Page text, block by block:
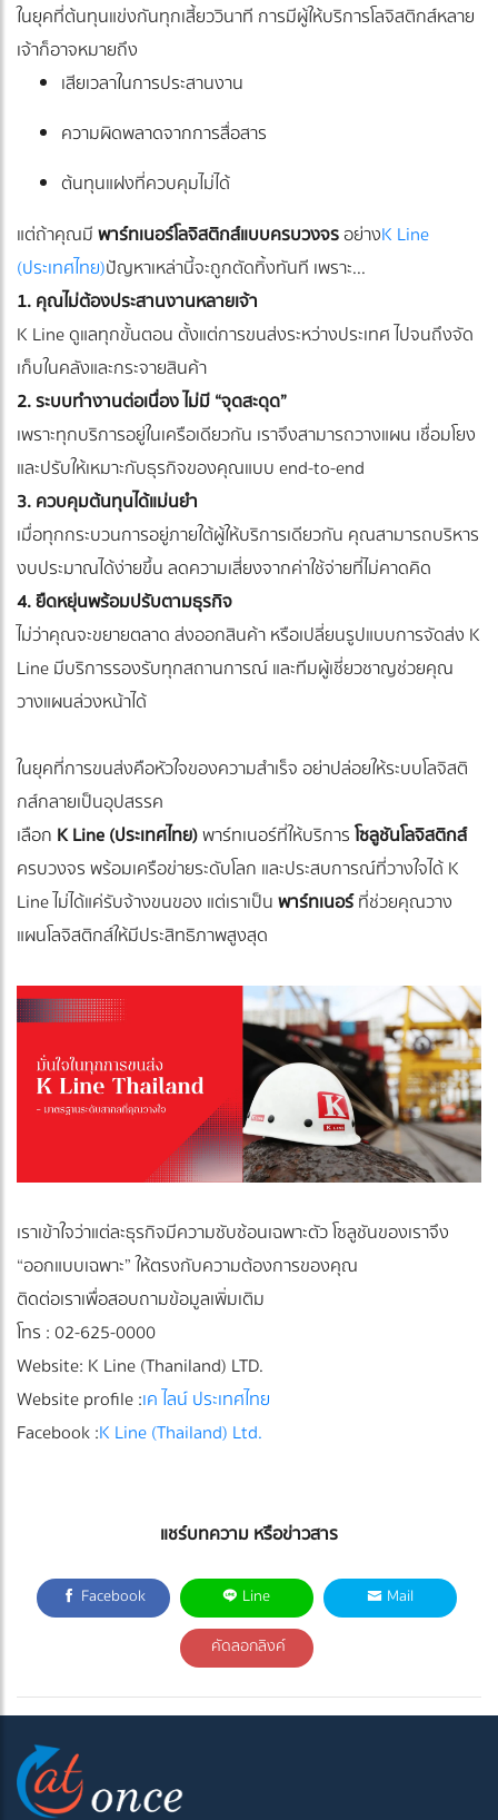
ในยุคที่ต้นทุนแข่งกันทุกเสี้ยววินาที การมีผู้ให้บริการโลจิสติกส์หลาย
เจ้าก็อาจหมายถึง
เสียเวลาในการประสานงาน
ความผิดพลาดจากการสื่อสาร
ต้นทุนแฝงที่ควบคุมไม่ได้
แต่ถ้าคุณมีพาร์ทเนอร์โลจิสติกส์แบบครบวงจรอย่างK Line
(ประเทศไทย)ปัญหาเหล่านี้จะถูกตัดทิ้งทันที เพราะ...
1. คุณไม่ต้องประสานงานหลายเจ้า
K Line ดูแลทุกขั้นตอน ตั้งแต่การขนส่งระหว่างประเทศ ไปจนถึงจัด
เก็บในคลังและกระจายสินค้า
2. ระบบทำงานต่อเนื่อง ไม่มี “จุดสะดุด”
เพราะทุกบริการอยู่ในเครือเดียวกัน เราจึงสามารถวางแผน เชื่อมโยง
และปรับให้เหมาะกับธุรกิจของคุณแบบ end-to-end
3. ควบคุมต้นทุนได้แม่นยำ
เมื่อทุกกระบวนการอยู่ภายใต้ผู้ให้บริการเดียวกัน คุณสามารถบริหาร
งบประมาณได้ง่ายขึ้น ลดความเสี่ยงจากค่าใช้จ่ายที่ไม่คาดคิด
4. ยืดหยุ่นพร้อมปรับตามธุรกิจ
ไม่ว่าคุณจะขยายตลาด ส่งออกสินค้า หรือเปลี่ยนรูปแบบการจัดส่ง K
Line มีบริการรองรับทุกสถานการณ์ และทีมผู้เชี่ยวชาญช่วยคุณ
วางแผนล่วงหน้าได้
ในยุคที่การขนส่งคือหัวใจของความสำเร็จ อย่าปล่อยให้ระบบโลจิสติ
กส์กลายเป็นอุปสรรค
เลือก K Line (ประเทศไทย)พาร์ทเนอร์ที่ให้บริการโซลูชันโลจิสติกส์
ครบวงจร พร้อมเครือข่ายระดับโลก และประสบการณ์ที่วางใจได้ K
Line ไม่ได้แค่รับจ้างขนของ แต่เราเป็นพาร์ทเนอร์ที่ช่วยคุณวาง
แผนโลจิสติกส์ให้มีประสิทธิภาพสูงสุด
เราเข้าใจว่าแต่ละธุรกิจมีความซับซ้อนเฉพาะตัว โซลูชันของเราจึง
“ออกแบบเฉพาะ” ให้ตรงกับความต้องการของคุณ
ติดต่อเราเพื่อสอบถามข้อมูลเพิ่มเติม
โทร : 02-625-0000
Website: K Line (Thaniland) LTD.
Website profile :เค ไลน์ ประเทศไทย
Facebook :K Line (Thailand) Ltd.
แชร์บทความ หรือข่าวสาร
Facebook Line Mail
คัดลอกลิงค์